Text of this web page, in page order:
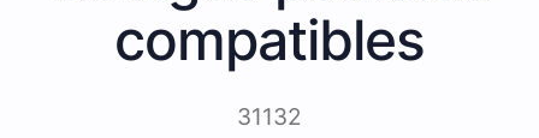
compatibles
31132